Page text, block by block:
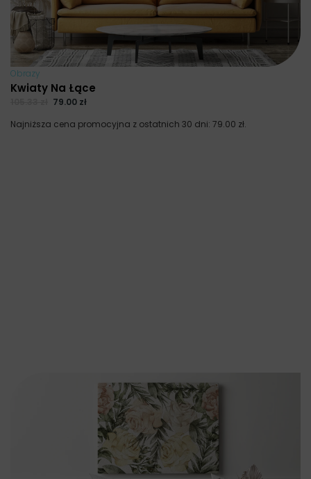
Obrazy
Kwiaty Na Łące
79.00 zł
Najniższa cena promocyjna z ostatnich 30 dni: 79.00 zł.